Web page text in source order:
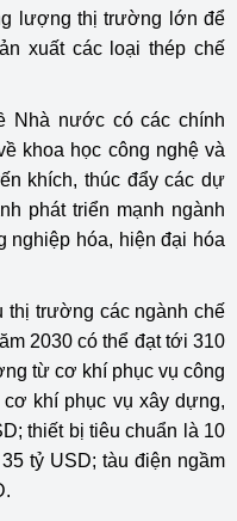
lượng thị trường lớn để
xuất các loại thép chế
Nhà nước có các chính
khoa học công nghệ và
khích, thúc đẩy các dự
phát triển mạnh ngành
nghiệp hóa, hiện đại hóa
thị trường các ngành chế
2030 có thể đạt tới 310
từ cơ khí phục vụ công
khí phục vụ xây dựng,
thiết bị tiêu chuẩn là 10
tỷ USD; tàu điện ngầm